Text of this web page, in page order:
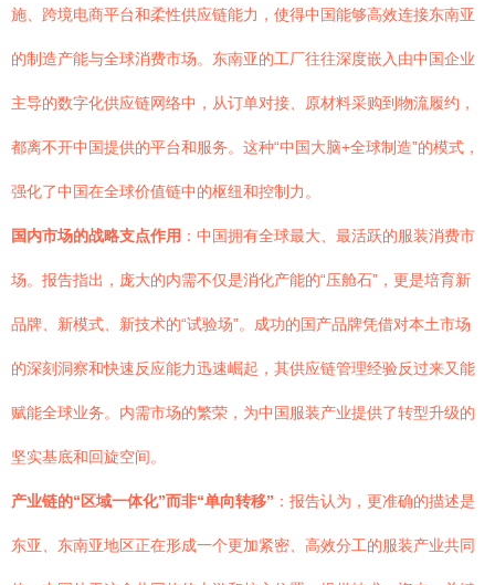
施、跨境电商平台和柔性供应链能力，使得中国能够高效连接东南亚
的制造产能与全球消费市场。东南亚的工厂往往深度嵌入由中国企业
主导的数字化供应链网络中，从订单对接、原材料采购到物流履约，
都离不开中国提供的平台和服务。这种“中国大脑+全球制造”的模式，
强化了中国在全球价值链中的枢纽和控制力。
国内市场的战略支点作用 ：中国拥有全球最大、最活跃的服装消费市
场。报告指出，庞大的内需不仅是消化产能的“压舱石”，更是培育新
品牌、新模式、新技术的“试验场”。成功的国产品牌凭借对本土市场
的深刻洞察和快速反应能力迅速崛起，其供应链管理经验反过来又能
赋能全球业务。内需市场的繁荣，为中国服装产业提供了转型升级的
坚实基底和回旋空间。
产业链的“区域一体化”而非“单向转移” ：报告认为，更准确的描述是
东亚、东南亚地区正在形成一个更加紧密、高效分工的服装产业共同